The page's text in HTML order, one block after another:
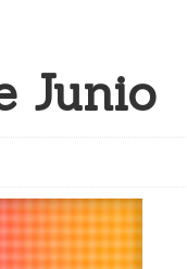
Junio